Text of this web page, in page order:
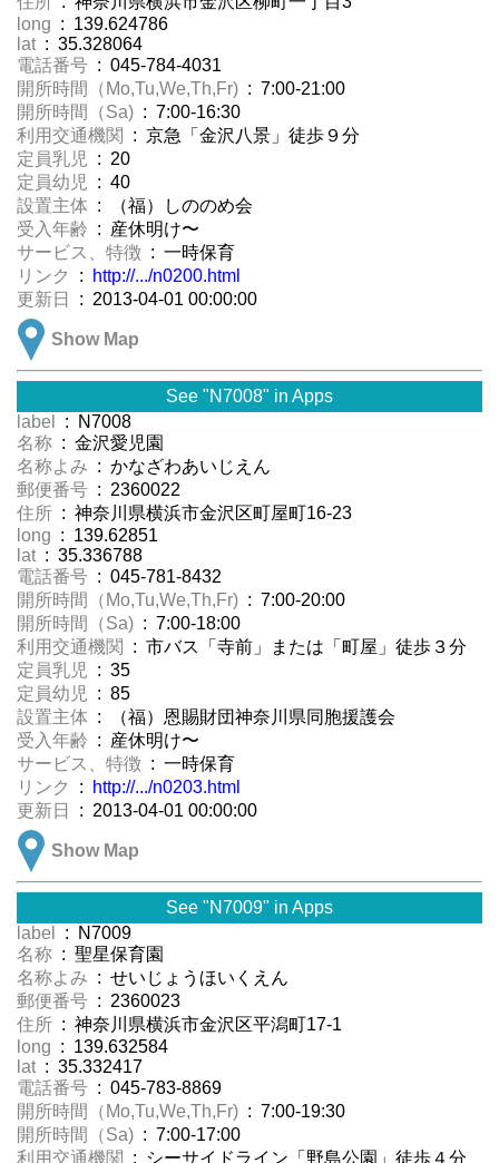
long : 139.624786
lat : 35.328064
電話番号 : 045-784-4031
開所時間（Mo,Tu,We,Th,Fr) : 7:00-21:00
開所時間（Sa) : 7:00-16:30
利用交通機関
: 京急「金沢八景」徒歩９分
定員乳児
: 20
定員幼児
: 40
設置主体 : （福）しののめ会
受入年齢 : 産休明け〜
サービス、特徴 : 一時保育
リンク
:
http://.../n0200.html
更新日
: 2013-04-01 00:00:00
Show Map
See "N7008" in Apps
label
: N7008
名称 : 金沢愛児園
名称よみ : かなざわあいじえん
郵便番号 : 2360022
住所 : 神奈川県横浜市金沢区町屋町16-23
long : 139.62851
lat : 35.336788
電話番号 : 045-781-8432
開所時間（Mo,Tu,We,Th,Fr) : 7:00-20:00
開所時間（Sa) : 7:00-18:00
利用交通機関
: 市バス「寺前」または「町屋」徒歩３分
定員乳児
: 35
定員幼児
: 85
設置主体 : （福）恩賜財団神奈川県同胞援護会
受入年齢 : 産休明け〜
サービス、特徴 : 一時保育
リンク
:
http://.../n0203.html
更新日
: 2013-04-01 00:00:00
Show Map
See "N7009" in Apps
label
: N7009
名称 : 聖星保育園
名称よみ : せいじょうほいくえん
郵便番号 : 2360023
住所 : 神奈川県横浜市金沢区平潟町17-1
long : 139.632584
lat : 35.332417
電話番号 : 045-783-8869
開所時間（Mo,Tu,We,Th,Fr) : 7:00-19:30
開所時間（Sa) : 7:00-17:00
利用交通機関
: シーサイドライン「野島公園」徒歩４分